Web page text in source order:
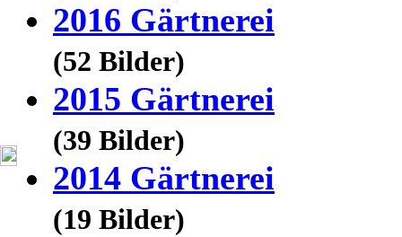
2016 Gärtnerei
(52 Bilder)
2015 Gärtnerei
(39 Bilder)
2014 Gärtnerei
(19 Bilder)